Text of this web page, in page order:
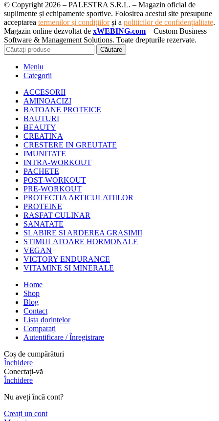
© Copyright 2026 – PALESTRA S.R.L. – Magazin oficial de
suplimente și echipamente sportive. Folosirea acestui site presupune
acceptarea termenilor și condițiilorși a politicilor de confidențialitate.
Magazin online dezvoltat de xWEBING.com – Custom Business
Software & Management Solutions. Toate drepturile rezervate.
Căutare
Meniu
Categorii
ACCESORII
AMINOACIZI
BATOANE PROTEICE
BAUTURI
BEAUTY
CREATINA
CRESTERE IN GREUTATE
IMUNITATE
INTRA-WORKOUT
PACHETE
POST-WORKOUT
PRE-WORKOUT
PROTECTIA ARTICULATIILOR
PROTEINE
RASFAT CULINAR
SANATATE
SLABIRE SI ARDEREA GRASIMII
STIMULATOARE HORMONALE
VEGAN
VICTORY ENDURANCE
VITAMINE SI MINERALE
Home
Shop
Blog
Contact
Lista dorințelor
Comparați
Autentificare / Înregistrare
Coș de cumpărături
Închidere
Conectați-vă
Închidere
Nu aveți încă cont?
Creați un cont